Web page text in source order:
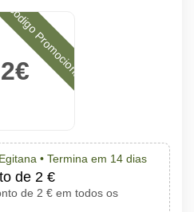
2€
Código Promocional
• Termina em 14 dias
de 2 €
de 2 € em todos os